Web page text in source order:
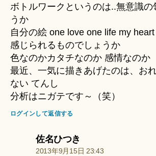
ボトルワークというのは..無意識の
うか
自分の絵 one love one life my
感じられるものでしょうか
色なのかカタチなのか 感情なのか
最近、一気に描きあげたのは、お
ない てんし
分析はニガテです～（笑）
ログインして返信する
佐名ひつき
発
2013年9月15日 23:43